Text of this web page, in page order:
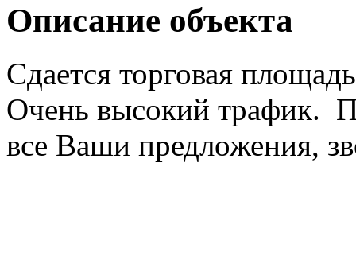
Описание объекта
Сдается торговая
Очень высокий трафик.
все Ваши предложения,